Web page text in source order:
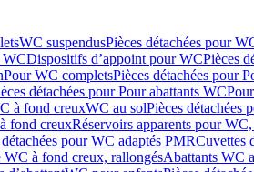
WC suspendusPièces détachées pour
WCDispositifs d’appoint pour WCPièces
Pour WC completsPièces détachées pour
détachées pour Pour abattants WC
à fond creuxWC au solPièces détachées
fond creuxRéservoirs apparents pour
pour WC adaptés PMRCuvettes
WC à fond creux, rallongésAbattants WC